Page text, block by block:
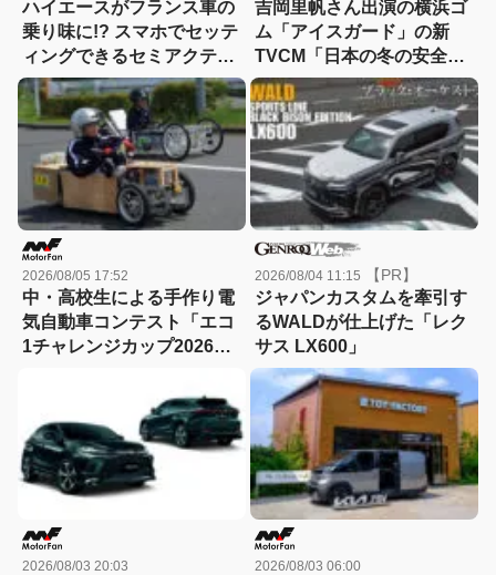
ハイエースがフランス車の
乗り味に!? スマホでセッテ
ィングできるセミアクティ
ブサスペンション！カヤバ
『ActRide』が凄い
吉岡里帆さん出演の横浜ゴ
ム「アイスガード」の新
TVCM「日本の冬の安全
は、スタッドレスタイヤが
守る。」が8月から放映開
始！
2026/08/05 17:52
中・高校生による手作り電
気自動車コンテスト「エコ
1チャレンジカップ2026」
2026/08/04 11:15 【PR】
ジャパンカスタムを牽引す
るWALDが仕上げた「レク
サス LX600」
2026/08/03 20:03 2026/08/03 06:00